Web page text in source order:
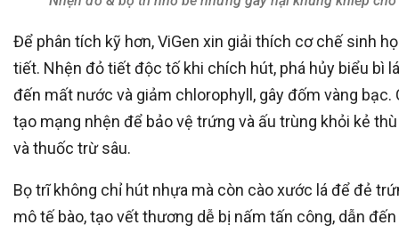
Để phân tích kỹ hơn, ViGen xin giải thích cơ chế sinh
tiết. Nhện đỏ tiết độc tố khi chích hút, phá hủy biểu bì
đến mất nước và giảm chlorophyll, gây đốm vàng bạc.
tạo mạng nhện để bảo vệ trứng và ấu trùng khỏi kẻ
và thuốc trừ sâu.
Bọ trĩ không chỉ hút nhựa mà còn cào xước lá để đẻ
mô tế bào, tạo vết thương dễ bị nấm tấn công, dẫn